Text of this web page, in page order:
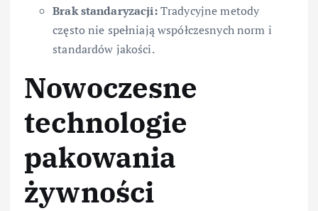
Brak standaryzacji:Tradycyjne metody
często nie spełniają współczesnych norm i
standardów jakości.
Nowoczesne
technologie
pakowania
żywności